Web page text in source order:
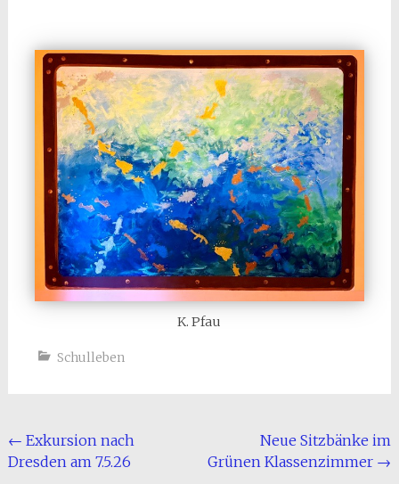
K. Pfau
Schulleben
Beitragsnavigation
← Exkursion nach
Dresden am 7.5.26
Neue Sitzbänke im
Grünen Klassenzimmer →